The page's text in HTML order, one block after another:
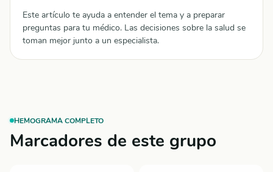
Este artículo te ayuda a entender el tema y a preparar
preguntas para tu médico. Las decisiones sobre la salud se
toman mejor junto a un especialista.
HEMOGRAMA COMPLETO
Marcadores de este grupo